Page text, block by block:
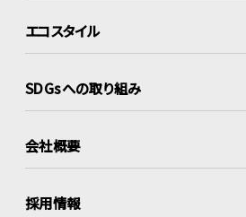
エコスタイル
SDGsへの取り組み
会社概要
採用情報